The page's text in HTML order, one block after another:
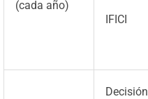
(cada año)
IFICI
Decisión